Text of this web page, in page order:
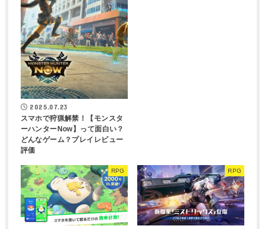
2025.07.23
スマホで狩猟解禁！【モンスタ
ーハンターNow】って面白い？
どんなゲーム？プレイレビュー
評価
RPG RPG